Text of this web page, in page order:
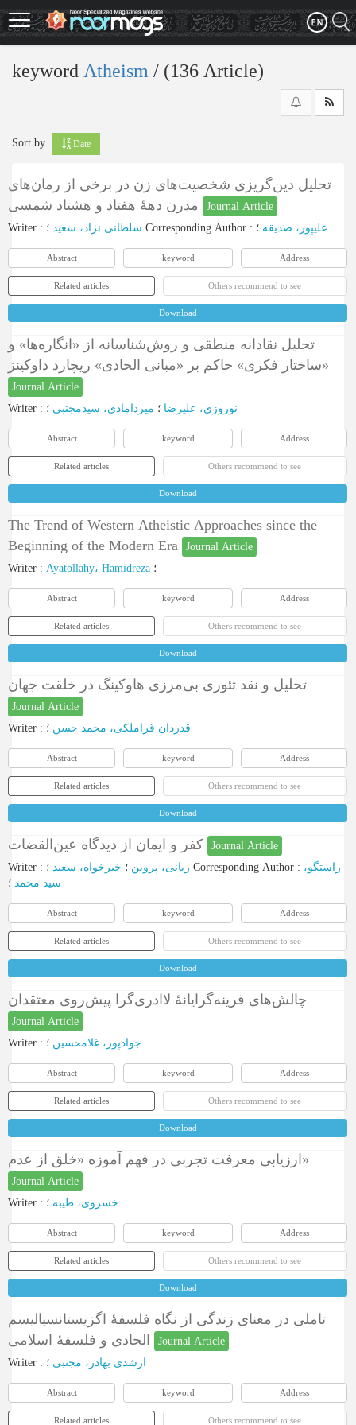
Skip
to
main
keyword Atheism ‎/ (136 Article)
Sort by Date
تحلیل دین‌گریزی شخصیت‌های زن در برخی از رمان‌های
Journal Article
Writer : سلطانی نژاد، سعید Corresponding Author : علیپور، صدیقه ؛
Abstract keyword Address
Related articles Others recommend to see
Download
تحلیل نقادانه منطقی و روش‌شناسانه از «انگاره‌ها» و
«ساختار فکری» حاکم بر «مبانی الحادی» ریچارد داوکینز
Journal Article
Writer : نوروزی، علیرضا ؛ میردامادی، سیدمجتبی ؛
Abstract keyword Address
Related articles Others recommend to see
Download
The Trend of Western Atheistic Approaches since the
Beginning of the Modern Era
Journal Article
Writer : Ayatollahy، Hamidreza ؛
Abstract keyword Address
Related articles Others recommend to see
Download
تحلیل و نقد تئوری بی‌مرزی هاوکینگ در خلقت جهان
Journal Article
Writer : قدردان قراملکی، محمد حسن ؛
Abstract keyword Address
Related articles Others recommend to see
Download
Journal Article
Writer : ربانی، پروین ؛ خیرخواه، سعید Corresponding Author : راستگو،
سید محمد ؛
Abstract keyword Address
Related articles Others recommend to see
Download
چالش‌های قرینه‌گرایانۀ لاادری‌گرا پیش‌روی معتقدان
Journal Article
Writer : جوادپور، غلامحسین ؛
Abstract keyword Address
Related articles Others recommend to see
Download
ارزیابی معرفت تجربی در فهم آموزه «خلق از عدم»
Journal Article
Writer : خسروی، طیبه ؛
Abstract keyword Address
Related articles Others recommend to see
Download
تاملی در معنای زندگی از نگاه فلسفۀ اگزیستانسیالیسم
Journal Article
Writer : ارشدی بهادر، مجتبی ؛
Abstract keyword Address
Related articles Others recommend to see